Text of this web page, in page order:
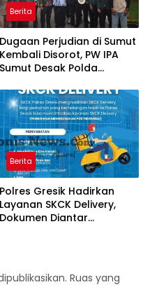
Berita
Dugaan Perjudian di Sumut
Kembali Disorot, PW IPA
Sumut Desak Polda
Berita
Polres Gresik Hadirkan
Layanan SKCK Delivery,
Dokumen Diantar
Ruas yang